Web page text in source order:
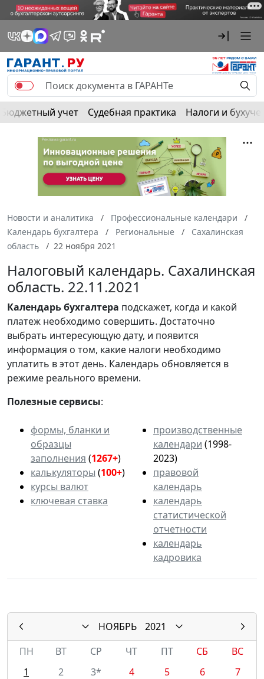
Бюджетный учет Судебная практика Налоги и
Новости и аналитика
Профессиональные календари
Календарь бухгалтера
Региональные
Сахалинская
область
22 ноября 2021
Налоговый календарь. Сахалинская
область. 22.11.2021
Календарьбухгалтера подскажет, когда и какой
платеж необходимо совершить. Достаточно
выбрать интересующую дату, и появится
информация о том, какие налоги необходимо
уплатить в этот день. Календарь обновляется в
режиме реального времени.
Полезные сервисы:
формы, бланки и
образцы
заполнения (1267+)
калькуляторы (100+)
курсы валют
ключевая ставка
производственные
календари (1998-
2023)
правовой
календарь
календарь
статистической
отчетности
календарь
кадровика
НОЯБРЬ
2021
ПН
ВТ СР ЧТ ПТ СБ
ВС
1
2 3* 4 5 6
7